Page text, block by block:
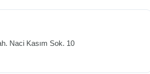
Naci Kasım Sok. 10